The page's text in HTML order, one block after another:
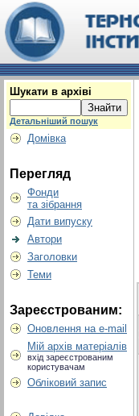
Шукати в архіві
Детальніший пошук
Домівка
Перегляд
Фонди
та зібрання
Дати випуску
Автори
Заголовки
Теми
Зареєстрованим:
Оновлення на e-mail
Мій архів матеріалів
вхід зареєстрованим
користувачам
Обліковий запис